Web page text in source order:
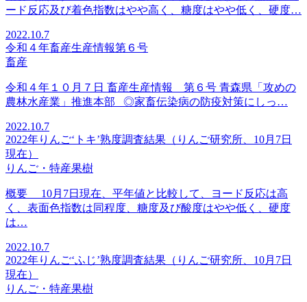
ード反応及び着色指数はやや高く、糖度はやや低く、硬度…
2022.10.7
令和４年畜産生産情報第６号
畜産
令和４年１０月７日 畜産生産情報 第６号 青森県「攻めの
農林水産業」推進本部 ◎家畜伝染病の防疫対策にしっ…
2022.10.7
2022年りんご‘トキ’熟度調査結果（りんご研究所、10月7日
現在）
りんご・特産果樹
概要 10月7日現在、平年値と比較して、ヨード反応は高
く、表面色指数は同程度、糖度及び酸度はやや低く、硬度
は…
2022.10.7
2022年りんご‘ふじ’熟度調査結果（りんご研究所、10月7日
現在）
りんご・特産果樹